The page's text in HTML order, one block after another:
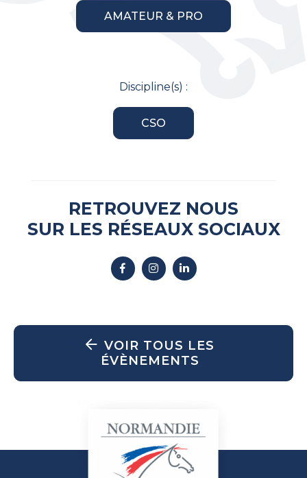
AMATEUR & PRO
Discipline(s) :
CSO
RETROUVEZ NOUS
SUR LES RÉSEAUX SOCIAUX
VOIR TOUS LES
ÉVÈNEMENTS